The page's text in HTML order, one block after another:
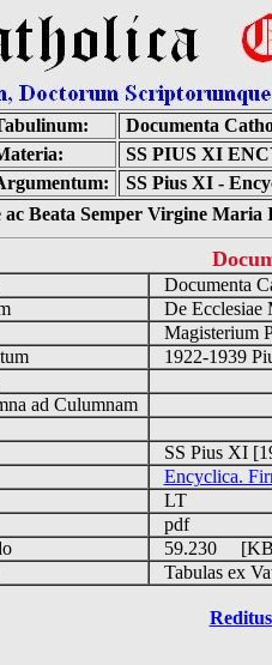
Documenta
SS PIUS XI
SS Pius XI -
Beata Semper Virgine
Documenta
De Ecclesiae
Magisterium
1922-1939
ad Culumnam
SS Pius XI
Encyclica.
LT
pdf
59.230
Tabulas ex